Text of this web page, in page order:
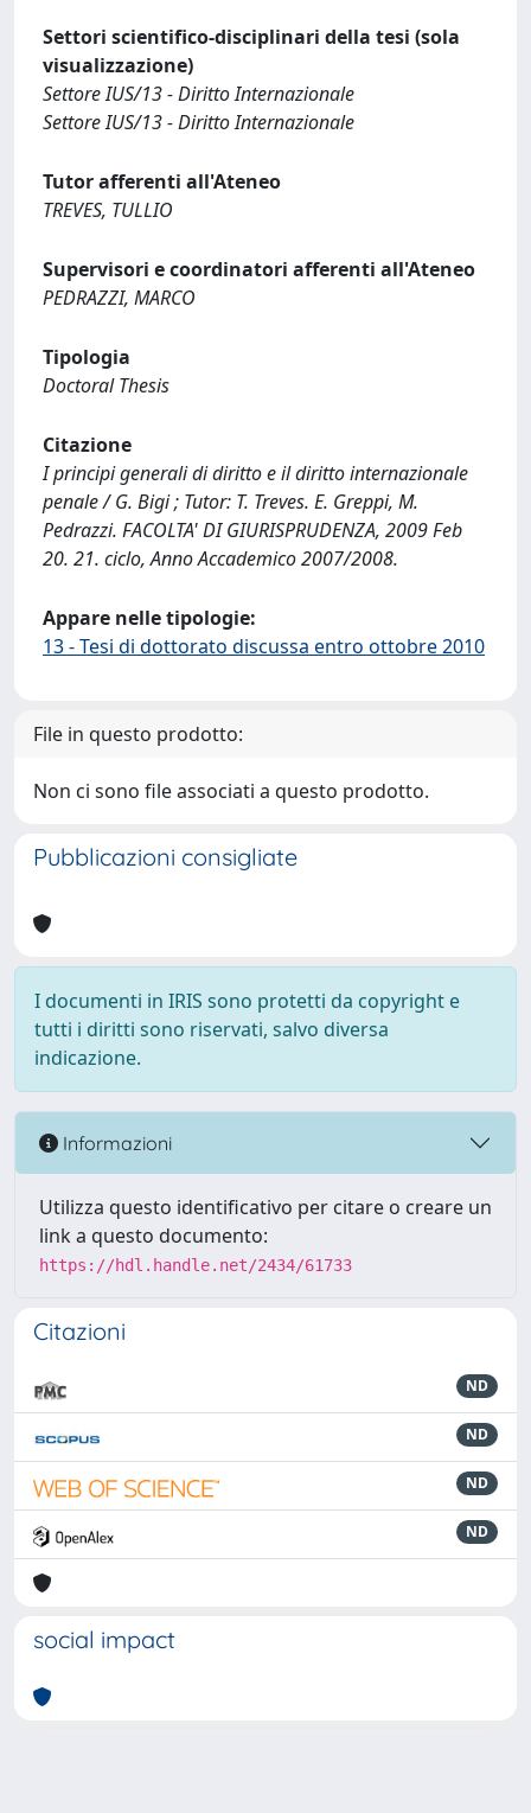
Settori scientifico-disciplinari della tesi (sola
visualizzazione)
Settore IUS/13 - Diritto Internazionale
Settore IUS/13 - Diritto Internazionale
Tutor afferenti all'Ateneo
TREVES, TULLIO
Supervisori e coordinatori afferenti all'Ateneo
PEDRAZZI, MARCO
Tipologia
Doctoral Thesis
Citazione
I principi generali di diritto e il diritto internazionale
penale / G. Bigi ; Tutor: T. Treves. E. Greppi, M.
Pedrazzi. FACOLTA' DI GIURISPRUDENZA, 2009 Feb
20. 21. ciclo, Anno Accademico 2007/2008.
Appare nelle tipologie:
13 - Tesi di dottorato discussa entro ottobre 2010
File in questo prodotto:
Non ci sono file associati a questo prodotto.
Pubblicazioni consigliate
I documenti in IRIS sono protetti da copyright e
tutti i diritti sono riservati, salvo diversa
indicazione.
Informazioni
Utilizza questo identificativo per citare o creare un
link a questo documento:
https://hdl.handle.net/2434/61733
Citazioni
ND
ND
ND
ND
social impact